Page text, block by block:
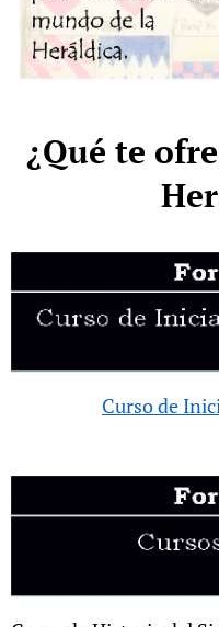
¿Qué te
Curso de